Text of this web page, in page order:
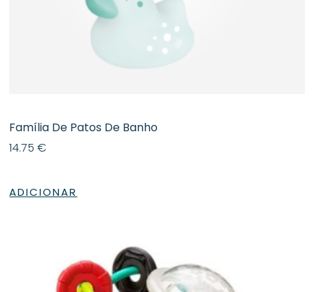
​Família De Patos De Banho
14.75€
ADICIONAR